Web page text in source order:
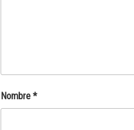
Nombre *